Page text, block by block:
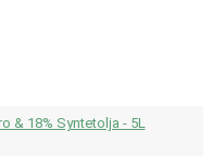
& 18% Syntetolja - 5L